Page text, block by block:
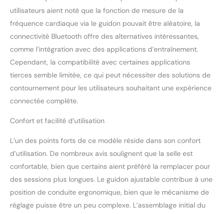
facilement le vélo après
SCHWINN: Plus de 50 ans
d’expérience dans le
cyclisme et la remise en
forme, gage de fiabilité et
utilisateurs aient noté que la fonction de mesure de la
fréquence cardiaque via le guidon pouvait être aléatoire, la
connectivité Bluetooth offre des alternatives intéressantes,
comme l’intégration avec des applications d’entraînement.
Cependant, la compatibilité avec certaines applications
tierces semble limitée, ce qui peut nécessiter des solutions de
contournement pour les utilisateurs souhaitant une expérience
connectée complète.
Confort et facilité d’utilisation
L’un des points forts de ce modèle réside dans son confort
d’utilisation. De nombreux avis soulignent que la selle est
confortable, bien que certains aient préféré la remplacer pour
des sessions plus longues. Le guidon ajustable contribue à une
position de conduite ergonomique, bien que le mécanisme de
réglage puisse être un peu complexe. L’assemblage initial du